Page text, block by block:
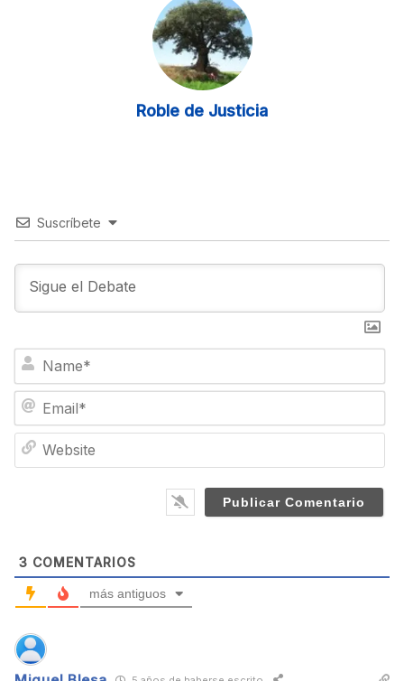
Roble de Justicia
Suscríbete
m
a
b
3 COMENTARIOS
más antiguos